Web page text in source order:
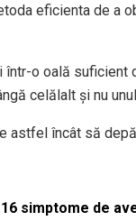
eficienta de a
într-o oală suficient
celălalt şi nu
astfel încât să
16 simptome de